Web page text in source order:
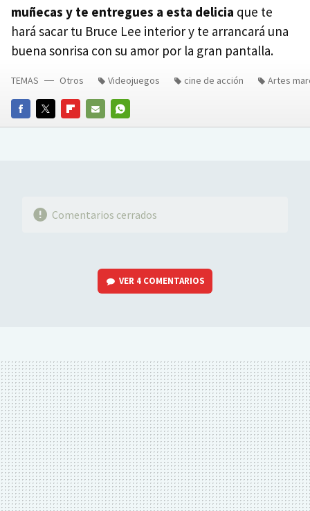
muñecas y te entregues a esta delicia que te
hará sacar tu Bruce Lee interior y te arrancará una
buena sonrisa con su amor por la gran pantalla.
FACEBOOKTWITTERFLIPBOARD
E-
WHATSAPP
TEMAS Otros Videojuegos cine de acción Artes
Comentarios cerrados
VER 4 COMENTARIOS